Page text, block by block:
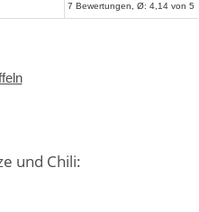
7 Bewertungen, Ø:4,14 von 5
und Chili: